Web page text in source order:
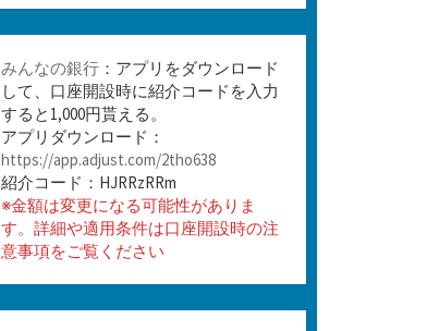
みんなの銀行 ：アプリをダウンロード
して、口座開設時に紹介コードを入力
すると1,000円貰える。
アプリダウンロード：
https://app.adjust.com/2tho638
紹介コード：HJRRzRRm
※金額は変更になる可能性がありま
す。詳細や適用条件は口座開設時の注
意事項をご覧ください